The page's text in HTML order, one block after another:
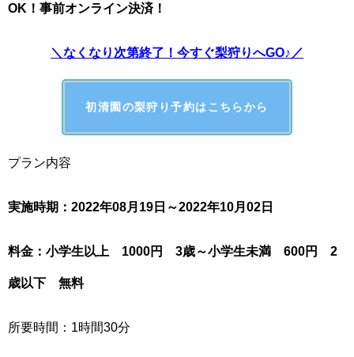
OK！事前オンライン決済！
＼なくなり次第終了！今すぐ梨狩りへGO♪／
初清園 の梨狩り予約はこちらから
プラン内容
実施時期：2022年08月19日～2022年10月02日
料金：小学生以上 1000円 3歳～小学生未満 600円 2
歳以下 無料
所要時間：1時間30分